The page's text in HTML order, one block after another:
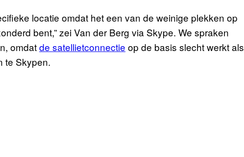
locatie omdat het een van de weinige plekken op
bent,” zei Van der Berg via Skype. We spraken
omdatde satellietconnectie op de basis slecht werkt als
te Skypen.